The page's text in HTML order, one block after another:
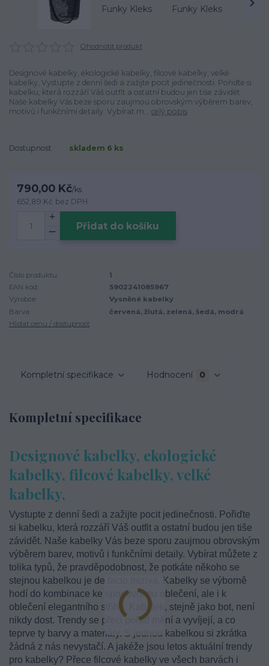
Ohodnotit produkt
Designové kabelky, ekologické kabelky, filcové kabelky, velké
kabelky, Vystupte z denní šedi a zažijte pocit jedinečnosti. Pořiďte si
kabelku, která rozzáří Váš outfit a ostatní budou jen tiše závidět.
Naše kabelky Vás beze sporu zaujmou obrovským výběrem barev,
motivů i funkčními detaily. Vybírat m... celý popis
Dostupnost skladem 6 ks
790,00 Kč/ks
652,89 Kč bez DPH
Přidat do košíku
Číslo produktu:
1
EAN kód:
5902241085967
Výrobce:
Vysněné kabelky
Barva:
červená, žlutá, zelená, šedá, modrá
Hlídat cenu / dostupnost
Kompletní specifikace Hodnocení 0
Kompletní specifikace
Designové kabelky, ekologické
kabelky, filcové kabelky, velké
kabelky,
Vystupte z denní šedi a zažijte pocit jedinečnosti. Pořiďte
si kabelku, která rozzáří Váš outfit a ostatní budou jen tiše
závidět. Naše kabelky Vás beze sporu zaujmou obrovským
výběrem barev, motivů i funkčními detaily. Vybírat můžete z
tolika typů, že pravděpodobnost, že potkáte někoho se
stejnou kabelkou je de facto mizivá. Kabelky se výborně
hodí do kombinace ke sportovnímu oblečení, ale i k
oblečení elegantního střihu. Kabelek, stejně jako bot, není
nikdy dost. Trendy se přeci pořád mění a vyvíjejí, a co
teprve ty barvy a materiály. S jednou kabelkou si zkrátka
žádná z nás nevystačí. A jakéže jsou letos aktuální trendy
pro kabelky? Přece filcové kabelky ve všech barvách i